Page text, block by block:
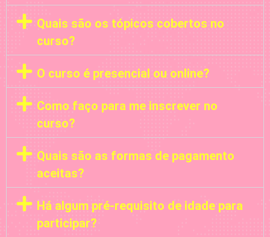
Quais são os tópicos cobertos no
curso?
O curso é presencial ou online?
Como faço para me inscrever no
curso?
Quais são as formas de pagamento
aceitas?
Há algum pré-requisito de idade para
participar?